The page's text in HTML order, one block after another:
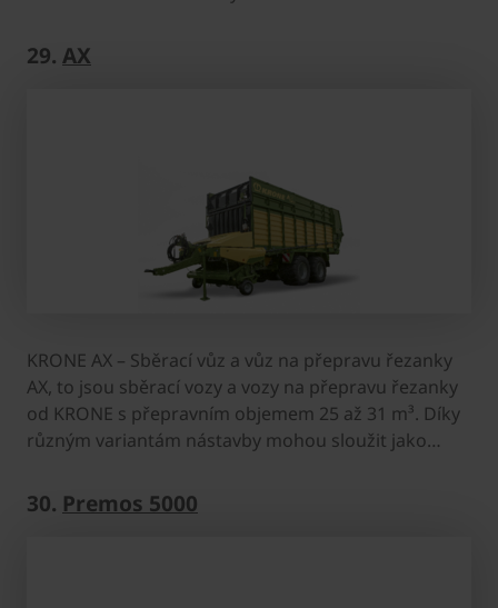
29. AX
KRONE AX – Sběrací vůz a vůz na přepravu řezanky
AX, to jsou sběrací vozy a vozy na přepravu řezanky
od KRONE s přepravním objemem 25 až 31 m³. Díky
různým variantám nástavby mohou sloužit jako…
30. Premos 5000